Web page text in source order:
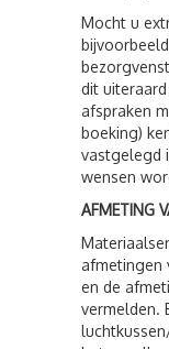
Mocht u
dit
afspraken
boeking)
vastgelegd
wensen
AFMETING
afmetingen
en de
vermelden.